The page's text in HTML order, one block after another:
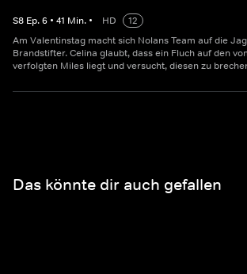
S8 Ep.6 • 41 Min. • HD
12
Am Valentinstag macht sich Nolans Team auf die
Brandstifter. Celina glaubt, dass ein Fluch auf den
verfolgten Miles liegt und versucht, diesen zu
Das könnte dir auch gefallen